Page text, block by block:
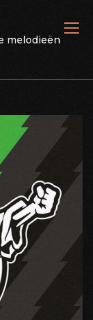
melodieën